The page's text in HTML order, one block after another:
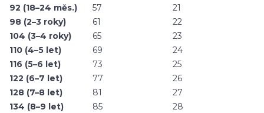
92 (18–24 měs.)
57
21
98 (2–3 roky)
61
22
104 (3–4 roky)
65
23
110 (4–5 let)
69
24
116 (5–6 let)
73
25
122 (6–7 let)
77
26
128 (7–8 let)
81
27
134 (8–9 let)
85
28